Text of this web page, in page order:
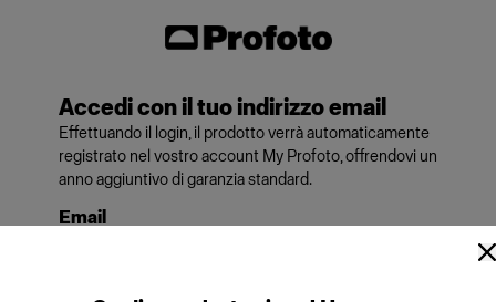
Accedi con il tuo indirizzo email
Effettuando il login, il prodotto verrà automaticamente
registrato nel vostro account My Profoto, offrendovi un
anno aggiuntivo di garanzia standard.
Email